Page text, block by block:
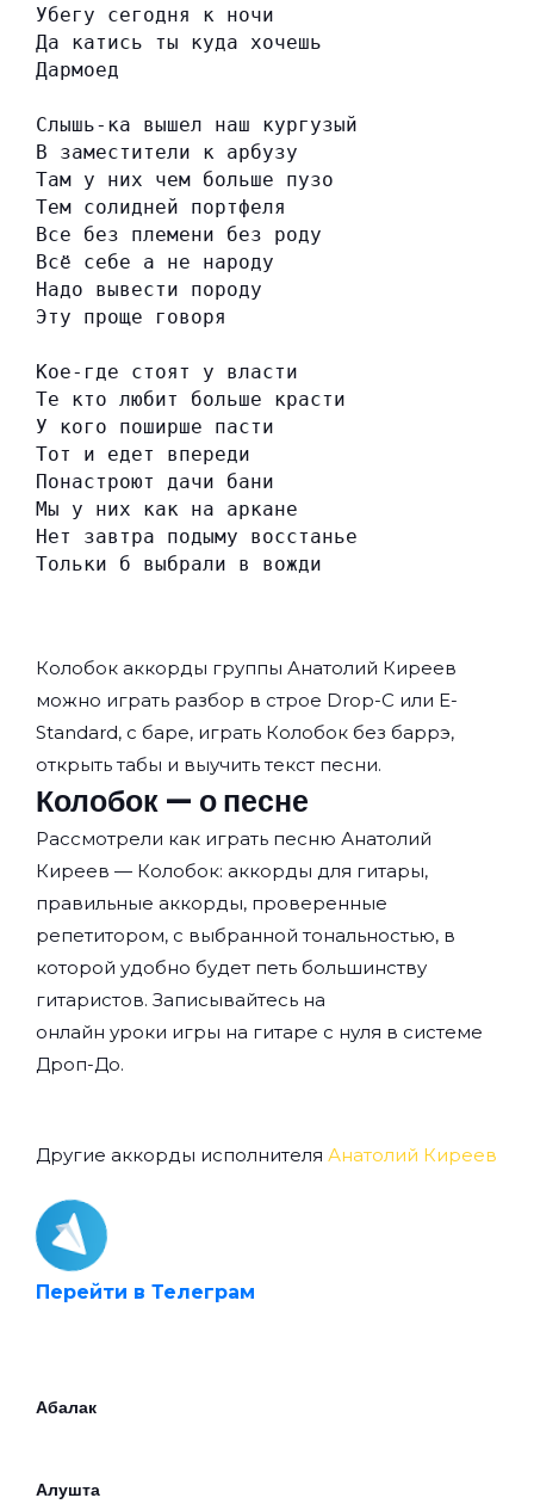
Убегу сегодня к ночи
Да катись ты куда хочешь
Дармоед
Слышь-ка вышел наш кургузый
В заместители к арбузу
Там у них чем больше пузо
Тем солидней портфеля
Все без племени без роду
Всё себе а не народу
Надо вывести породу
Эту проще говоря
Кое-где стоят у власти
Те кто любит больше красти
У кого поширше пасти
Тот и едет впереди
Понастроют дачи бани
Мы у них как на аркане
Нет завтра подыму восстанье
Тольки б выбрали в вожди
Колобок аккорды группы Анатолий Киреев
можно играть разбор в строе Drop-C или E-
Standard, с баре, играть Колобок без баррэ,
открыть табы и выучить текст песни.
Колобок — о песне
Рассмотрели как играть песню Анатолий
Киреев — Колобок: аккорды для гитары,
правильные аккорды, проверенные
репетитором, с выбранной тональностью, в
которой удобно будет петь большинству
гитаристов. Записывайтесь на
онлайн уроки игры на гитаре с нуля в системе
Дроп-До.
Другие аккорды исполнителя Анатолий Киреев
Перейти в Телеграм
Абалак
Алушта